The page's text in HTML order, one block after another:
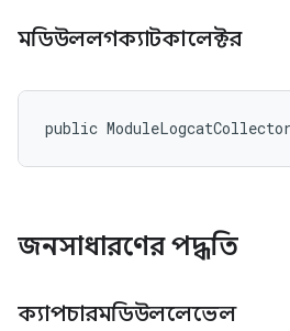
মডিউললগক্যাটকালেক্টর
public
জনসাধারণের পদ্ধতি
ক্যাপচারমডিউললেভেল